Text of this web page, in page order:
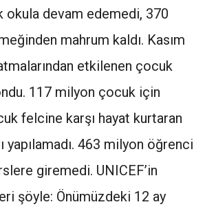
okula devam edemedi, 370
mahrum kaldı. Kasım
etkilenen çocuk
117 milyon çocuk için
felcine karşı hayat kurtaran
yapılamadı. 463 milyon öğrenci
giremedi. UNICEF’in
şöyle: Önümüzdeki 12 ay